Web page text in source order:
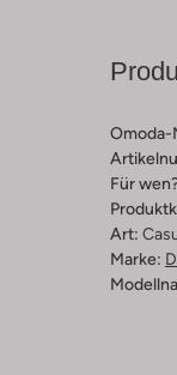
Omoda-
Für
Art:
Marke: